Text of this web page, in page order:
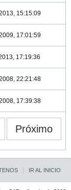
15:15:09
17:01:59
17:19:36
22:21:48
17:39:38
Próximo
IR AL INICIO